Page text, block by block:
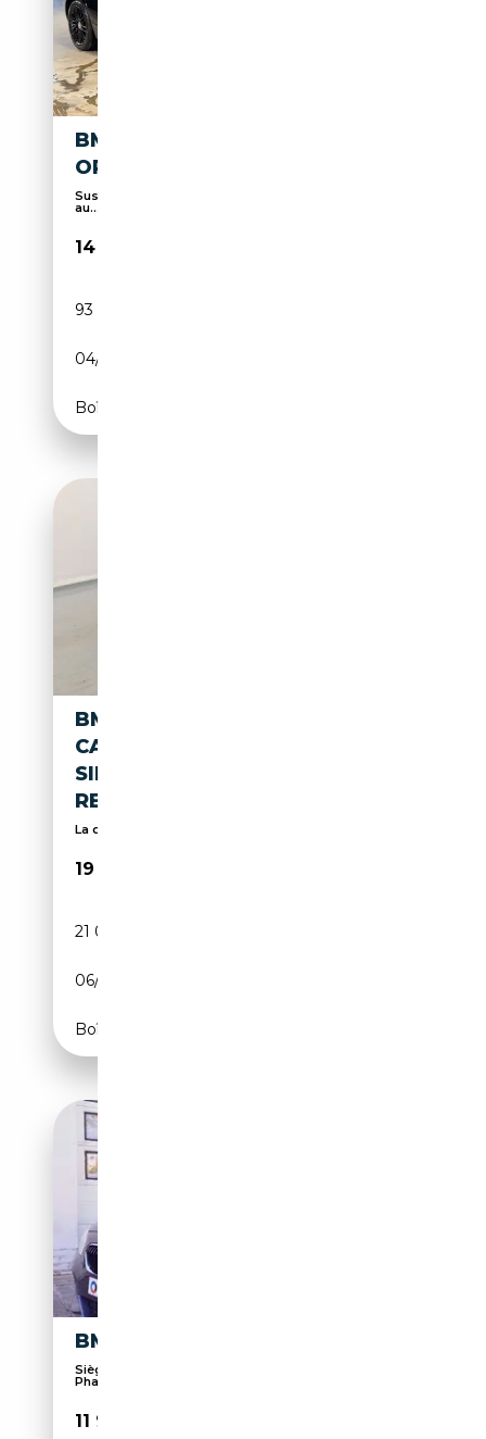
BMW 116 116I JOY EDITION
OPF (EU6D-TEMP)
Suspension sport, Sièges sport, Capteurs d'aide
au...
14 490€
93 000 km
04/2019
Boîte manuelle
BMW 116 IA - GPS - APP -
CAMERA - CLIM AUTO - LED -
SIEGES CHAUFFANT -
REGULATEUR
La qualité, le service et le prix le moins cher.
19 990€
21 000 km
06/2022
Boîte automatique
BMW 116 116 D
Sièges sport, Suspension sport, Pack Sport,
Phares...
11 900€